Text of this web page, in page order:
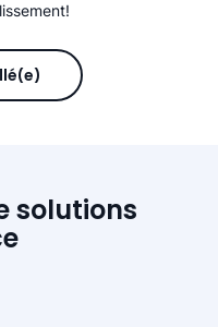
solutions